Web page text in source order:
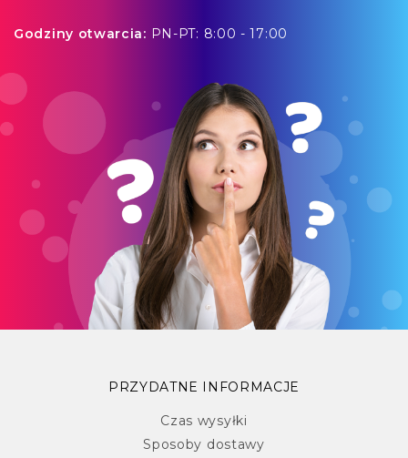
Godziny otwarcia: PN-PT: 8:00 - 17:00
PRZYDATNE INFORMACJE
Czas wysyłki
Sposoby dostawy